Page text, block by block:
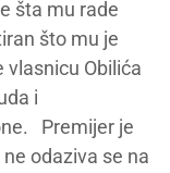
šta mu rade
što mu je
vlasnicu Obilića
i
Premijer je
odaziva se na